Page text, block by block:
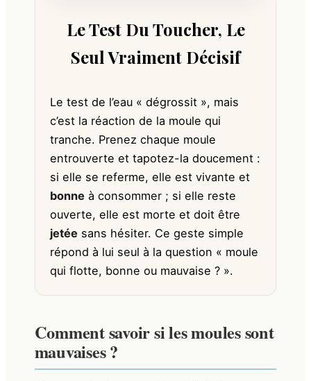
Le Test Du Toucher, Le
Seul Vraiment Décisif
Le test de l’eau « dégrossit », mais
c’est la réaction de la moule qui
tranche. Prenez chaque moule
entrouverte et tapotez-la doucement :
si elle se referme, elle est vivante et
bonne à consommer ; si elle reste
ouverte, elle est morte et doit être
jetée sans hésiter. Ce geste simple
répond à lui seul à la question « moule
qui flotte, bonne ou mauvaise ? ».
Comment savoir si les moules sont
mauvaises ?